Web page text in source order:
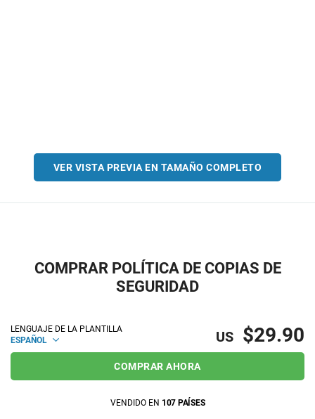
VER VISTA PREVIA EN TAMAÑO COMPLETO
COMPRAR POLÍTICA DE COPIAS DE
SEGURIDAD
LENGUAJE DE LA PLANTILLA
ESPAÑOL
US $29.90
COMPRAR AHORA
VENDIDO EN 107 PAÍSES